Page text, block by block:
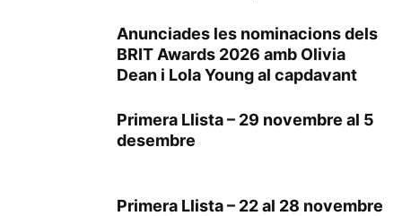
Anunciades les nominacions dels
BRIT Awards 2026 amb Olivia
Dean i Lola Young al capdavant
Primera Llista – 29 novembre al 5
desembre
Primera Llista – 22 al 28 novembre